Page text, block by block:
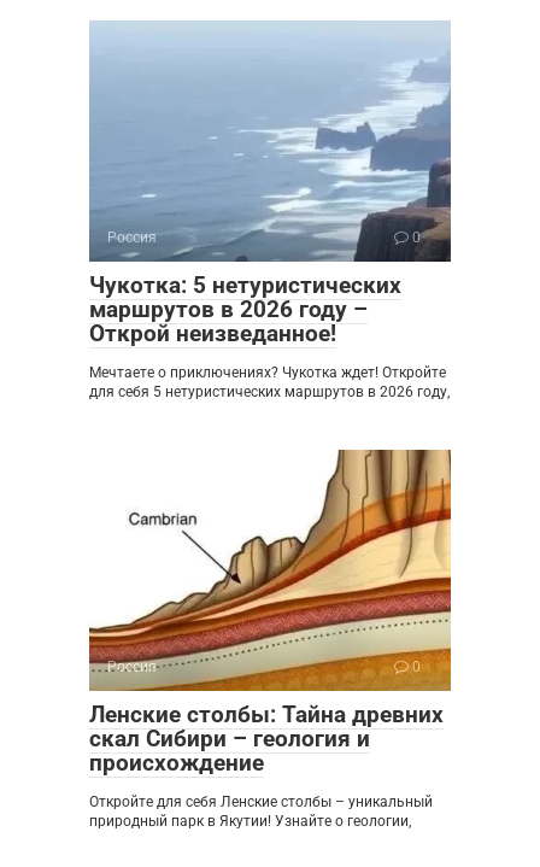
Россия 0
Чукотка: 5 нетуристических
маршрутов в 2026 году –
Открой неизведанное!
Мечтаете о приключениях? Чукотка ждет! Откройте
для себя 5 нетуристических маршрутов в 2026 году,
Россия 0
Ленские столбы: Тайна древних
скал Сибири – геология и
происхождение
Откройте для себя Ленские столбы – уникальный
природный парк в Якутии! Узнайте о геологии,